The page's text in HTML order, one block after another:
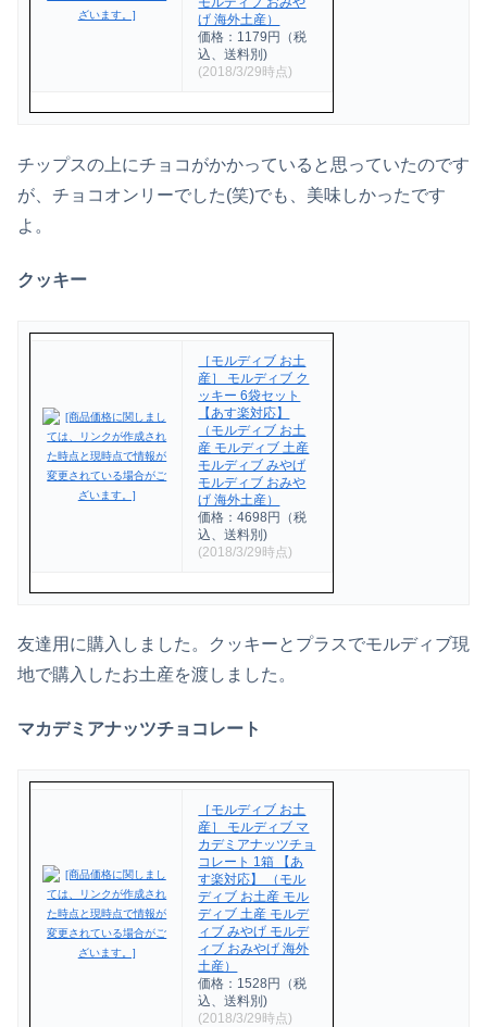
げ 海外土産）
価格：1179円（税
込、送料別)
(2018/3/29時点)
チップスの上にチョコがかかっていると思っていたのです
が、チョコオンリーでした(笑)でも、美味しかったです
よ。
クッキー
［モルディブ お土
産］ モルディブ ク
ッキー 6袋セット
【あす楽対応】
（モルディブ お土
産 モルディブ 土産
モルディブ みやげ
モルディブ おみや
げ 海外土産）
価格：4698円（税
込、送料別)
(2018/3/29時点)
友達用に購入しました。クッキーとプラスでモルディブ現
地で購入したお土産を渡しました。
マカデミアナッツチョコレート
［モルディブ お土
産］ モルディブ マ
カデミアナッツチョ
コレート 1箱 【あ
す楽対応】 （モル
ディブ お土産 モル
ディブ 土産 モルデ
ィブ みやげ モルデ
ィブ おみやげ 海外
土産）
価格：1528円（税
込、送料別)
(2018/3/29時点)